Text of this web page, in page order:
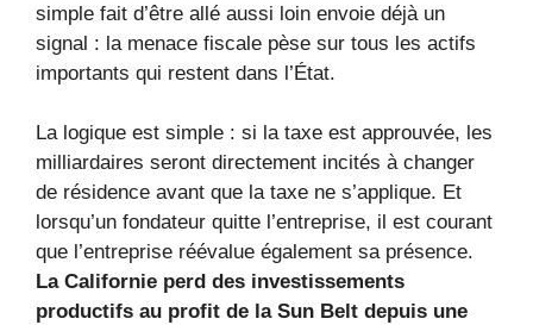
simple fait d’être allé aussi loin envoie déjà un
signal : la menace fiscale pèse sur tous les actifs
importants qui restent dans l’État.
La logique est simple : si la taxe est approuvée, les
milliardaires seront directement incités à changer
de résidence avant que la taxe ne s’applique. Et
lorsqu’un fondateur quitte l’entreprise, il est courant
que l’entreprise réévalue également sa présence.
La Californie perd des investissements
productifs au profit de la Sun Belt depuis une